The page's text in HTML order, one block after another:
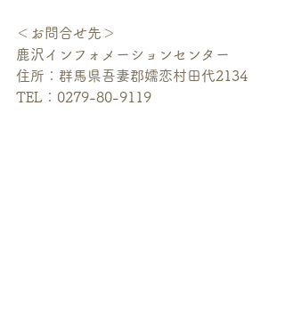
＜お問合せ先＞
鹿沢インフォメーションセンター
住所：群馬県吾妻郡嬬恋村田代2134
TEL：0279-80-9119